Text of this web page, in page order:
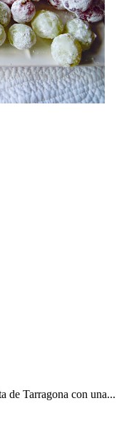
de Tarragona con una...